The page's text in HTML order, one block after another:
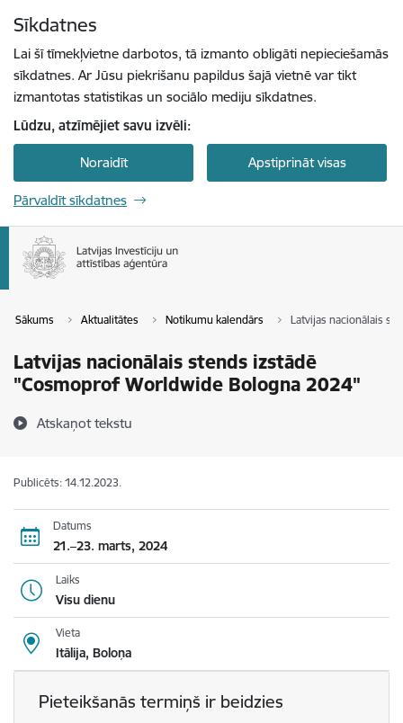
Sīkdatnes
Lai šī tīmekļvietne darbotos, tā izmanto obligāti nepieciešamās
sīkdatnes. Ar Jūsu piekrišanu papildus šajā vietnē var tikt
izmantotas statistikas un sociālo mediju sīkdatnes.
Lūdzu, atzīmējiet savu izvēli:
Noraidīt Apstiprināt visas
Pārvaldīt sīkdatnes
Sākums Aktualitātes Notikumu kalendārs Latvijas nacionālais
Latvijas nacionālais stends izstādē
"Cosmoprof Worldwide Bologna 2024"
Atskaņot tekstu
Publicēts: 14.12.2023.
Datums
21.–23. marts, 2024
Laiks
Visu dienu
Vieta
Itālija, Boloņa
Pieteikšanās termiņš ir beidzies